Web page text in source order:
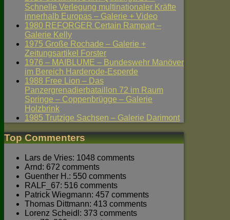
Schnelle Verlegung multinationaler Kräfte
innerhalb Europas – Galerie + Video
1980 REFORGER Certain Rampart –
Galerie Kelly
1975 Große Rochade – Galerie +
Zeitungsartikel Forster
1976 – MAIBLUME – Bundeswehr Manöver
im Bereich Harderode-Esperde
1988 Free Lion – Das
Panzergrenadierbataillon 72 im Raum
Springe – Coppenbrügge – Galerie
Holzbrink
1985 Trutzige Sachsen – Galerie Darimont
Top Commenters
Lars de Vries: 1048 comments
Arnd: 672 comments
Guenther H.: 550 comments
RALF_67: 516 comments
Patrick Wiegmann: 457 comments
Thomas Dittmann: 413 comments
Lorenz Scheidl: 373 comments